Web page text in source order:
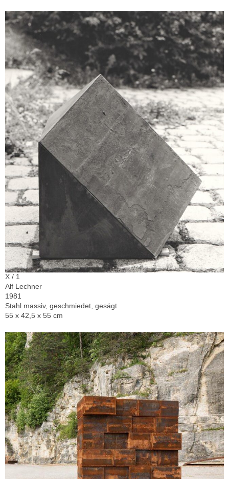
X / 1
Alf Lechner
1981
Stahl massiv, geschmiedet, gesägt
55 x 42,5 x 55 cm